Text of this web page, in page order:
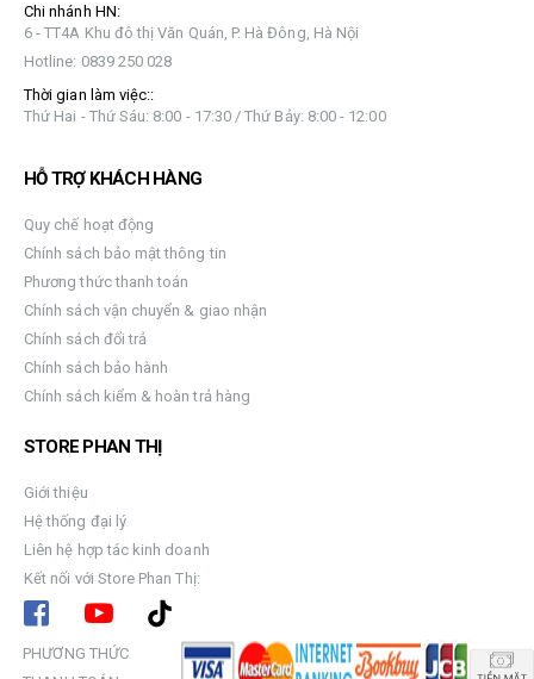
Chi nhánh HN:
6 - TT4A Khu đô thị Văn Quán, P. Hà Đông, Hà Nội
Hotline: 0839 250 028
Thời gian làm việc::
Thứ Hai - Thứ Sáu: 8:00 - 17:30 / Thứ Bảy: 8:00 - 12:00
HỖ TRỢ KHÁCH HÀNG
Quy chế hoạt động
Chính sách bảo mật thông tin
Phương thức thanh toán
Chính sách vận chuyển & giao nhận
Chính sách đổi trả
Chính sách bảo hành
Chính sách kiểm & hoàn trả hàng
STORE PHAN THỊ
Giới thiệu
Hệ thống đại lý
Liên hệ hợp tác kinh doanh
Kết nối với Store Phan Thị:
PHƯƠNG THỨC